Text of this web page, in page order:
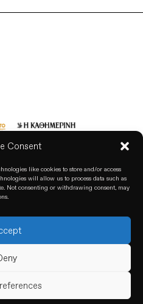
Consent
like cookies to store and/or access
will allow us to process data such as
Not consenting or withdrawing consent, may
based on our